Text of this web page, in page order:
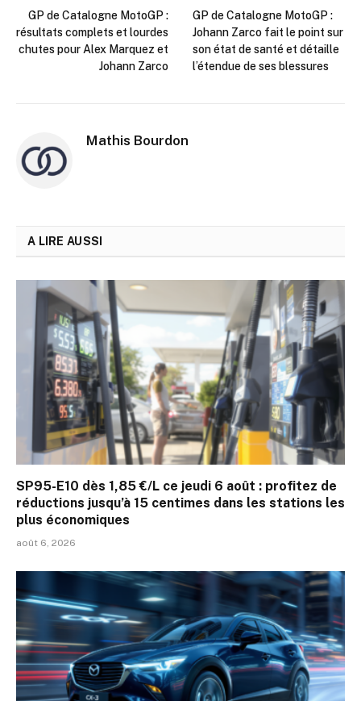
GP de Catalogne MotoGP :
résultats complets et lourdes
chutes pour Alex Marquez et
Johann Zarco
GP de Catalogne MotoGP :
Johann Zarco fait le point sur
son état de santé et détaille
l’étendue de ses blessures
Mathis Bourdon
A LIRE AUSSI
SP95-E10 dès 1,85 €/L ce jeudi 6 août : profitez de
réductions jusqu’à 15 centimes dans les stations les
plus économiques
août 6, 2026